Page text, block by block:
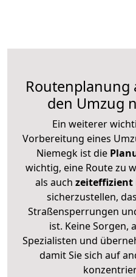
Routenplanung
den Umzug
Ein weiterer
Vorbereitung eines
Niemegk ist die
wichtig, eine Route zu
als auch zeiteffizient
sicherzustellen,
Straßensperrungen
ist. Keine Sorgen,
Spezialisten und
damit Sie sich auf